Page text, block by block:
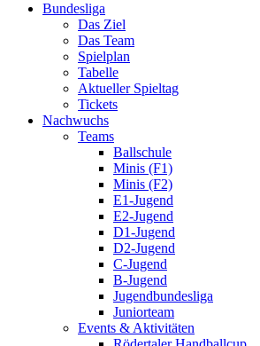
Bundesliga
Das Ziel
Das Team
Spielplan
Tabelle
Aktueller Spieltag
Tickets
Nachwuchs
Teams
Ballschule
Minis (F1)
Minis (F2)
E1-Jugend
E2-Jugend
D1-Jugend
D2-Jugend
C-Jugend
B-Jugend
Jugendbundesliga
Juniorteam
Events & Aktivitäten